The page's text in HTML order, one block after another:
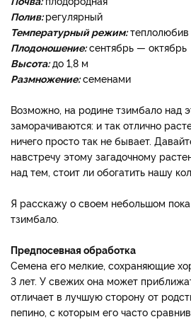
Полив:регулярный
Температурный режим:теплолюбив
Плодоношение:сентябрь — октябрь
Высота:до 1,8 м
Размножение: семенами
Возможно, на родине тзимбало над
заморачиваются: и так отлично
ничего просто так не бывает.
навстречу этому загадочному
над тем, стоит ли обогатить нашу
Я расскажу о своем небольшом
тзимбало.
Предпосевная обработка
Семена его мелкие, сохраняющие
3 лет. У свежих она может
отличает в лучшую сторону от
пепино, с которым его часто